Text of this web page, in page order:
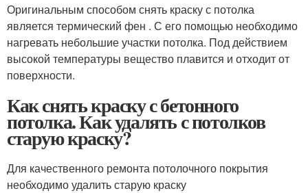
Оригинальным способом снять краску с потолка
является термический фен . С его помощью необходимо
нагревать небольшие участки потолка. Под действием
высокой температуры вещество плавится и отходит от
поверхности.
Как снять краску с бетонного
потолка. Как удалять с потолков
старую краску?
Для качественного ремонта потолочного покрытия
необходимо удалить старую краску